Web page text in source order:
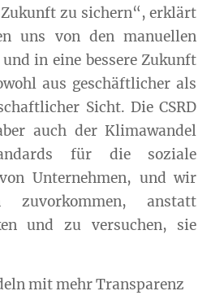
Zukunft zu sichern“, erklärt
uns von den manuellen
und in eine bessere Zukunft
aus geschäftlicher als
Sicht. Die CSRD
auch der Klimawandel
für die soziale
Unternehmen, und wir
zuvorkommen, anstatt
und zu versuchen, sie
mit mehr Transparenz